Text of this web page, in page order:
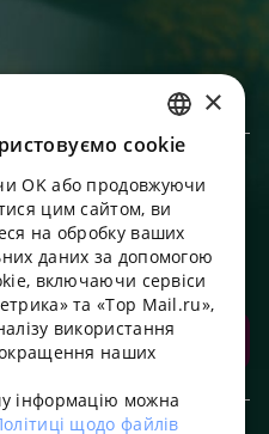
чат підтримки
додаток
RUSSIAN
ENGLISH
UKRAINIAN
PORTUGUESE
SPANISH
HUNGARIAN
×
cookie
OK або продовжуючи
цим сайтом, ви
на обробку ваших
даних за допомогою
включаючи сервіси
та «Top Mail.ru»,
використання
наших
інформацію можна
щодо файлів